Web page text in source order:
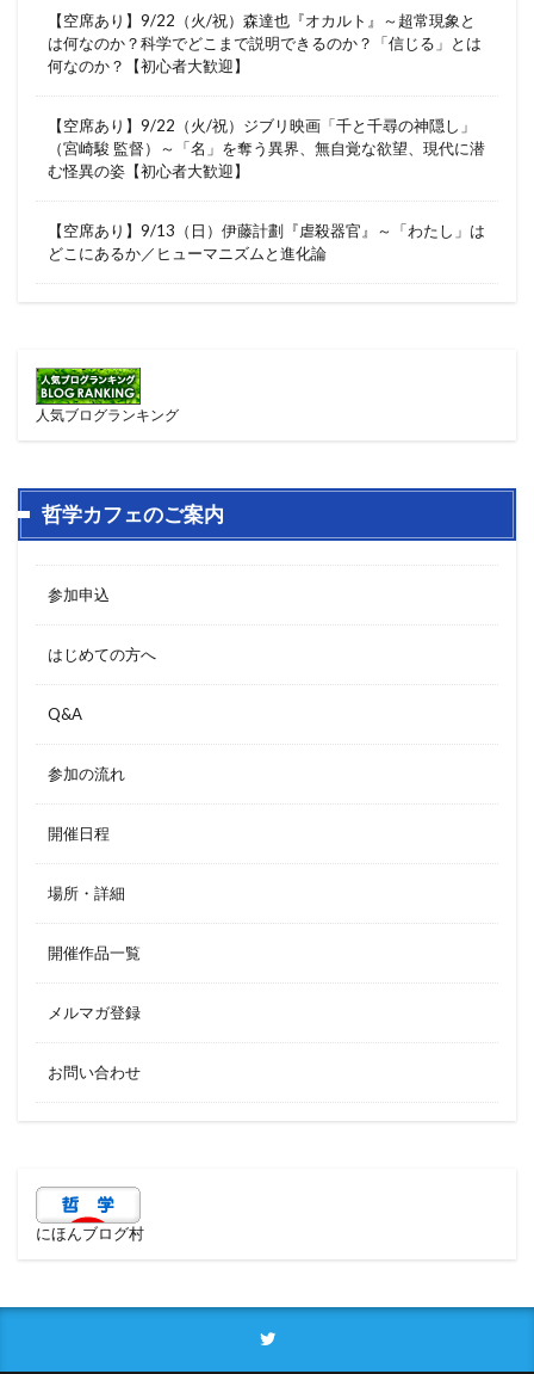
【空席あり】9/22（火/祝）森達也『オカルト』～超常現象と
は何なのか？科学でどこまで説明できるのか？「信じる」とは
何なのか？【初心者大歓迎】
【空席あり】9/22（火/祝）ジブリ映画「千と千尋の神隠し」
（宮崎駿 監督）～「名」を奪う異界、無自覚な欲望、現代に潜
む怪異の姿【初心者大歓迎】
【空席あり】9/13（日）伊藤計劃『虐殺器官』～「わたし」は
どこにあるか／ヒューマニズムと進化論
人気ブログランキング
哲学カフェのご案内
参加申込
はじめての方へ
Q&A
参加の流れ
開催日程
場所・詳細
開催作品一覧
メルマガ登録
お問い合わせ
にほんブログ村